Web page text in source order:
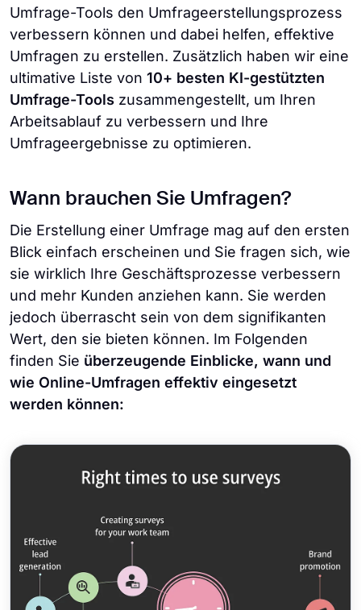
Umfrage-Tools den Umfrageerstellungsprozess
verbessern können und dabei helfen, effektive
Umfragen zu erstellen. Zusätzlich haben wir eine
ultimative Liste von 10+ besten KI-gestützten
Umfrage-Tools zusammengestellt, um Ihren
Arbeitsablauf zu verbessern und Ihre
Umfrageergebnisse zu optimieren.
Wann brauchen Sie Umfragen?
Die Erstellung einer Umfrage mag auf den ersten
Blick einfach erscheinen und Sie fragen sich, wie
sie wirklich Ihre Geschäftsprozesse verbessern
und mehr Kunden anziehen kann. Sie werden
jedoch überrascht sein von dem signifikanten
Wert, den sie bieten können. Im Folgenden
finden Sie überzeugende Einblicke, wann und
wie Online-Umfragen effektiv eingesetzt
werden können: